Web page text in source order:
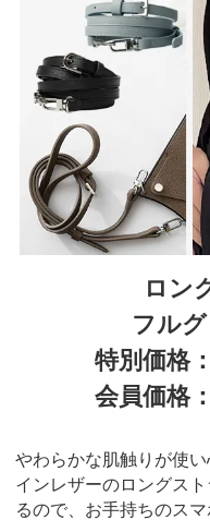
ロン
フル
特別価格
会員価格
やわらかな肌触りが使
インレザーのロングス
るので、お手持ちのス